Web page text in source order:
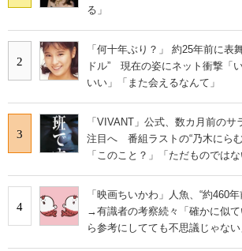
る」
2
「何十年ぶり？」 約25年前に表
ドル” 現在の姿にネット衝撃「
いい」「また会えるなんて」
3
「VIVANT」公式、数カ月前のサ
注目へ 番組ラストの“乃木に
「このこと？」「ただものではな
4
「映画ちいかわ」人魚、“約460
→有識者の考察続々「確かに似
ら参考にしてても不思議じゃない